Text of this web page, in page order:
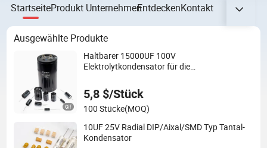
StartseiteProdukt UnternehmenEntdeckenKontakt
Ausgewählte Produkte
Haltbarer 15000UF 100V
Elektrolytkondensator für die
5,8 $/Stück
100 Stücke(MOQ)
10UF 25V Radial DIP/Aixal/SMD Typ Tantal-
Kondensator